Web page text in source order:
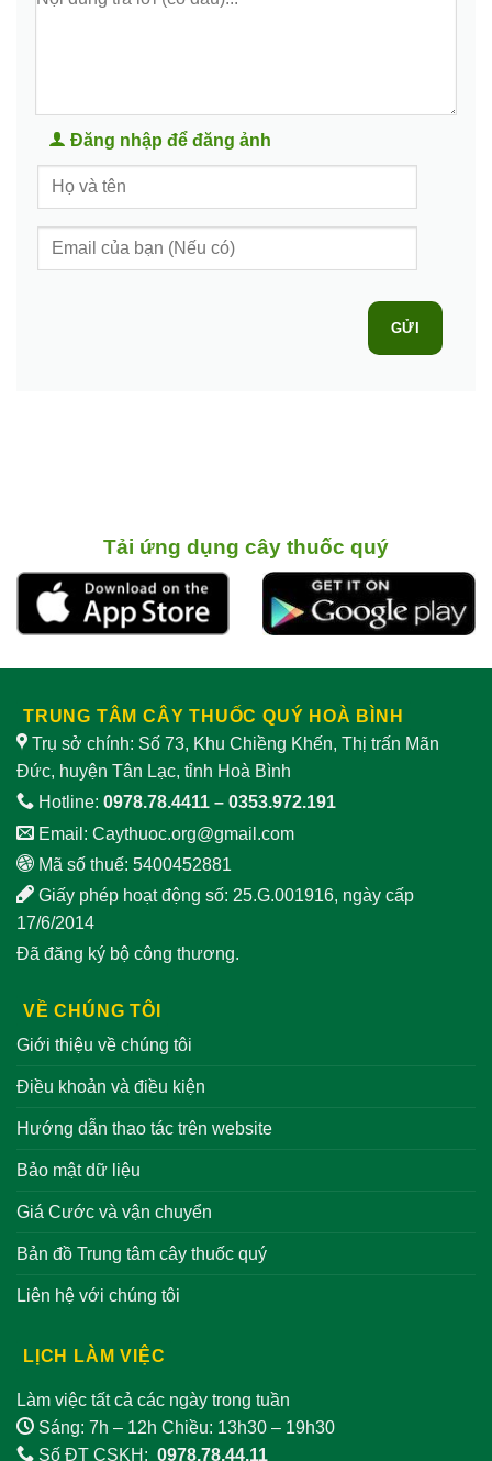
Đăng nhập để đăng ảnh
GỬI
Tải ứng dụng cây thuốc quý
TRUNG TÂM CÂY THUỐC QUÝ HOÀ BÌNH
Trụ sở chính: Số 73, Khu Chiềng Khến, Thị trấn Mãn
Đức, huyện Tân Lạc, tỉnh Hoà Bình
Hotline: 0978.78.4411 – 0353.972.191
Email: Caythuoc.org@gmail.com
Mã số thuế: 5400452881
Giấy phép hoạt động số: 25.G.001916, ngày cấp
17/6/2014
Đã đăng ký bộ công thương.
VỀ CHÚNG TÔI
Giới thiệu về chúng tôi
Điều khoản và điều kiện
Hướng dẫn thao tác trên website
Bảo mật dữ liệu
Giá Cước và vận chuyển
Bản đồ Trung tâm cây thuốc quý
Liên hệ với chúng tôi
LỊCH LÀM VIỆC
Làm việc tất cả các ngày trong tuần
Sáng: 7h – 12h Chiều: 13h30 – 19h30
Số ĐT CSKH: 0978.78.44.11